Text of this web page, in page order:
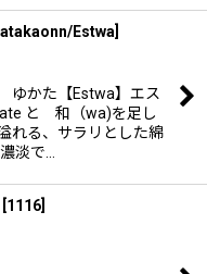
Estwa
ゆかた【Estwa】エス
と 和（wa)を足し
れる、サラリとした綿
淡で…
1116